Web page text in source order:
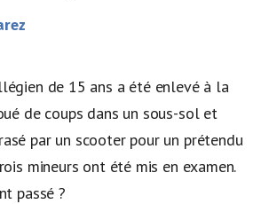
de 15 ans a été enlevé à la
de coups dans un sous-sol et
par un scooter pour un prétendu
mineurs ont été mis en examen.
passé ?